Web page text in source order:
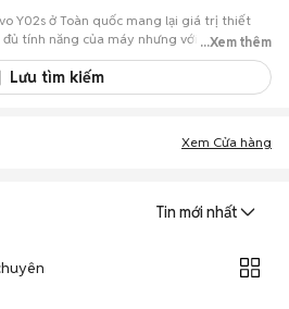
Y02s ở Toàn quốc mang lại giá trị thiết
đủ tính năng của máy nhưng với chi phí đầu
Hệ thống ghi nhận nhiều tin rao Vivo Y02s ở
để người mua đến tận nơi xem xét cẩn
trình mua bán diễn ra trực tiếp, cho phép
và có thể chốt giao dịch ngay trong
...Xem thêm
Lưu tìm kiếm
Xem Cửa hàng
Tin mới nhất